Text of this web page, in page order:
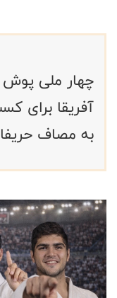
چهار ملی پوش
آفریقا برای
به مصاف